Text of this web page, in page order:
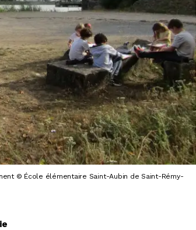
© École élémentaire Saint-Aubin de Saint-Rémy-